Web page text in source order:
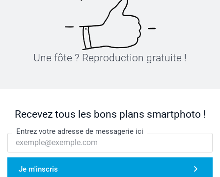
Une fôte ? Reproduction gratuite !
Recevez tous les bons plans smartphoto !
Entrez votre adresse de messagerie ici
Je m'inscris